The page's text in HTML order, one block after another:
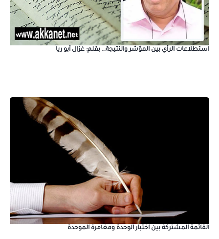
استطلاعات الرأي بين المؤشر والنتيجة… بقلم: غزال أبو ريا
القائمة المشتركة بين اختبار الوحدة ومغامرة الموحدة